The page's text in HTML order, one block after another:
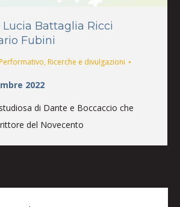
Battaglia Ricci
Fubini
Performativo, Ricerche e divulgazioni
2022
di Dante e Boccaccio che
del Novecento